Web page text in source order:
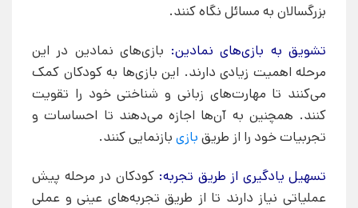
بزرگسالان به مسائل نگاه کنند.
تشویق به بازی‌های نمادین: بازی‌های نمادین در این
مرحله اهمیت زیادی دارند. این بازی‌ها به کودکان کمک
می‌کنند تا مهارت‌های زبانی و شناختی خود را تقویت
کنند. همچنین به آن‌ها اجازه می‌دهند تا احساسات و
تجربیات خود را از طریق بازی بازنمایی کنند.
تسهیل یادگیری از طریق تجربه: کودکان در مرحله پیش
عملیاتی نیاز دارند تا از طریق تجربه‌های عینی و عملی